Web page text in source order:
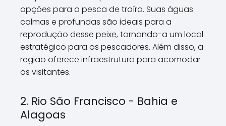
opções para a pesca de traíra. Suas águas
calmas e profundas são ideais para a
reprodução desse peixe, tornando-a um local
estratégico para os pescadores. Além disso, a
região oferece infraestrutura para acomodar
os visitantes.
2. Rio São Francisco - Bahia e
Alagoas